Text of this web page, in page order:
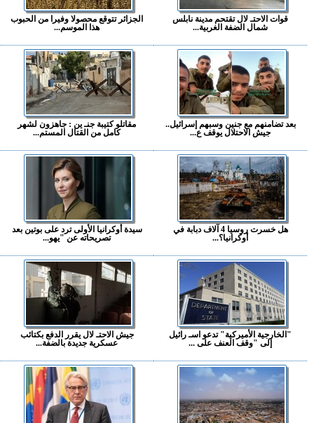
قوات الاحتـ لال تقتحم مدينة نابلس
شمال الضفة الغربية...
الجزائر تتوقع محصولا وفيرا من الحبوب
هذا الموسم...
بعد تضامنهم مع جنين وسبهم إسرائيل..
جيش الاحتلال يوقف ع...
مقاتلو كتيبة جنـ ين : جاهزون لشهر
كامل من القتال المستم...
هل خسرت روسيا 4 آلاف دبابة في
أوكرانيا؟...
سيدة أوكرانيا الأولى ترد على بوتين بعد
تصريحاته عن "يهو...
"الخارجية الأميركية" تدعو اسـ رائيل
إلى "وقف العنف على ...
جيش الاحتـ لال يقرر الدفع بكتائب
عسكرية جديدة بالضفة...